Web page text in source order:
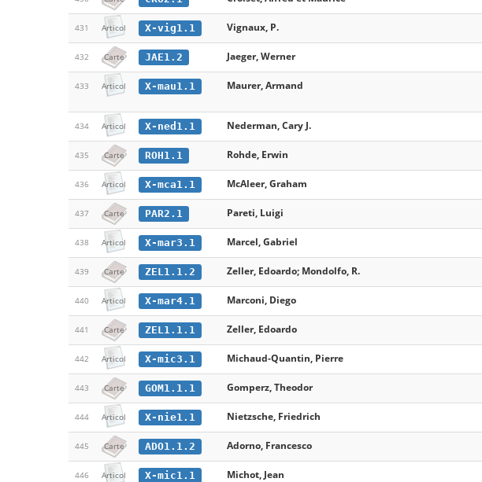
431 Articol X-vig1.1 Vignaux, P.
432 Carte JAE1.2 Jaeger, Werner
433 Articol X-mau1.1 Maurer, Armand
434 Articol X-ned1.1 Nederman, Cary J.
435 Carte ROH1.1 Rohde, Erwin
436 Articol X-mca1.1 McAleer, Graham
437 Carte PAR2.1 Pareti, Luigi
438 Articol X-mar3.1 Marcel, Gabriel
439 Carte ZEL1.1.2 Zeller, Edoardo; Mondolfo, R.
440 Articol X-mar4.1 Marconi, Diego
441 Carte ZEL1.1.1 Zeller, Edoardo
442 Articol X-mic3.1 Michaud-Quantin, Pierre
443 Carte GOM1.1.1 Gomperz, Theodor
444 Articol X-nie1.1 Nietzsche, Friedrich
445 Carte ADO1.1.2 Adorno, Francesco
446 Articol X-mic1.1 Michot, Jean